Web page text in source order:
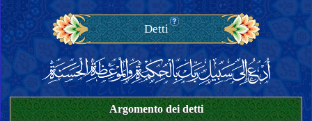
Detti
Argomento dei detti